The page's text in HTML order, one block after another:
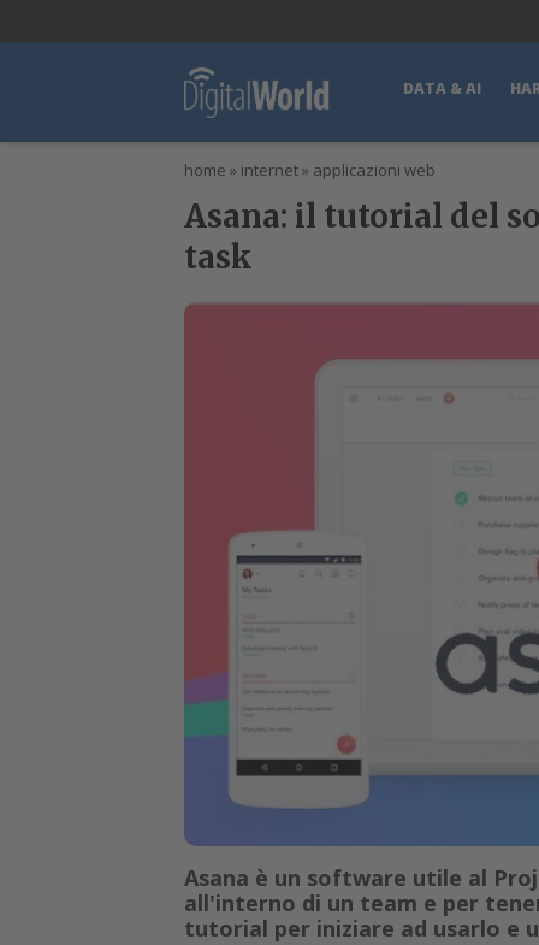
DATA & AI
home » internet» applicazioni web
Asana: il tutorial del
task
Asana è un software utile al
all'interno di un team e per
tutorial per iniziare ad usarlo e